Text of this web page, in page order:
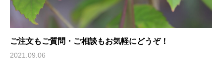
ご注文もご質問・ご相談もお気軽にどうぞ！
2021.09.06